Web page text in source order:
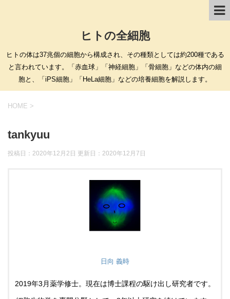
ヒトの全細胞
ヒトの体は37兆個の細胞から構成され、その種類としては約200種である
と言われています。「赤血球」「神経細胞」「骨細胞」などの体内の細
胞と、「iPS細胞」「HeLa細胞」などの培養細胞を解説します。
HOME >
tankyuu
投稿日：2020年12月2日 更新日： 2020年12月7日
日向 義時
2019年3月薬学修士。現在は博士課程の駆け出し研究者です。